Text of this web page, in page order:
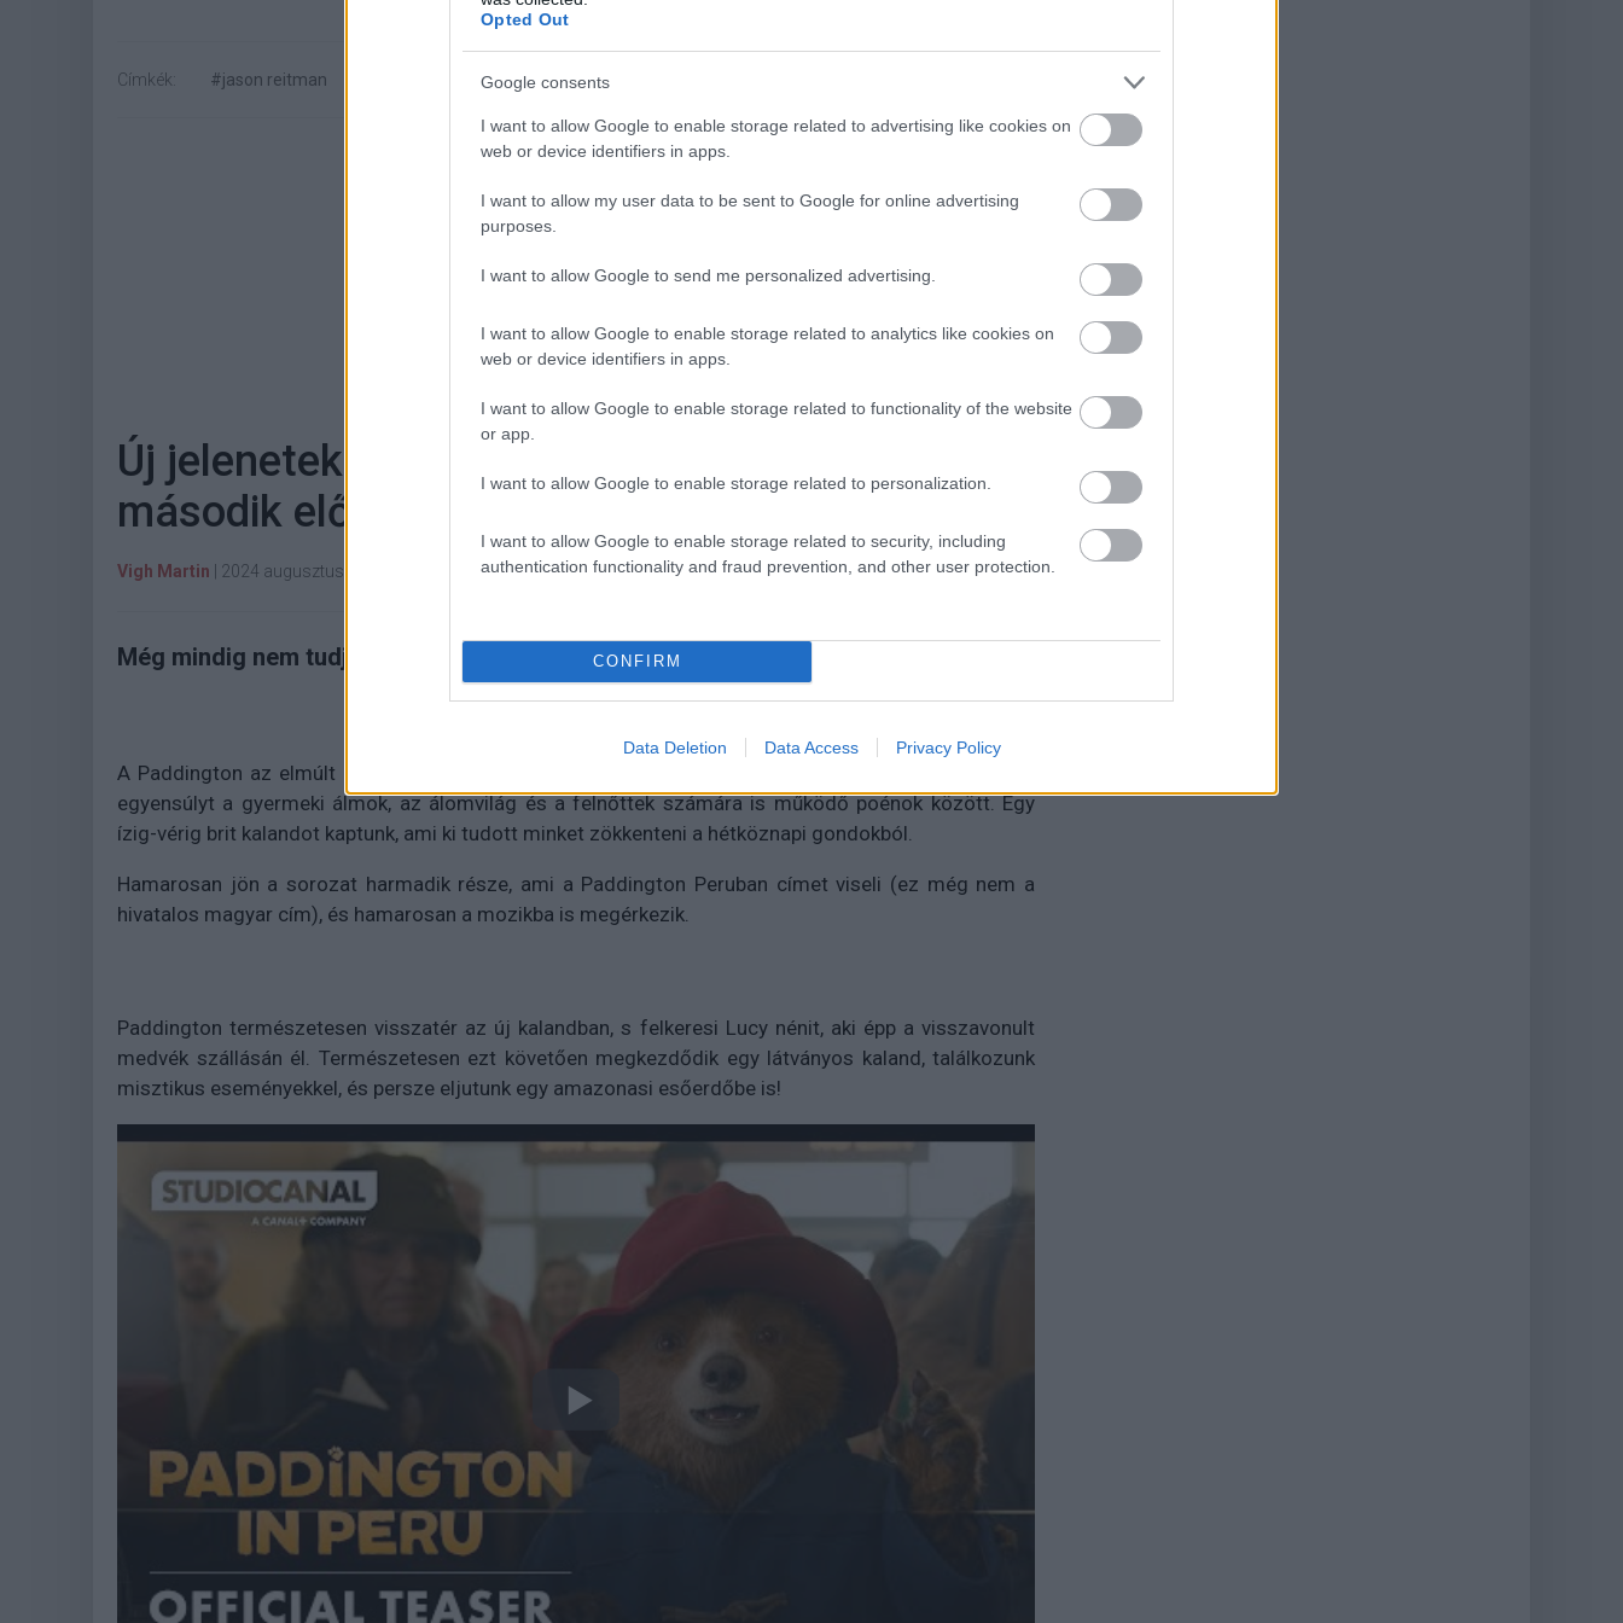
Opted Out
Google consents
I want to allow Google to enable storage related to advertising like cookies on
web or device identifiers in apps.
I want to allow my user data to be sent to Google for online advertising
purposes.
I want to allow Google to send me personalized advertising.
I want to allow Google to enable storage related to analytics like cookies on
web or device identifiers in apps.
I want to allow Google to enable storage related to functionality of the website
or app.
I want to allow Google to enable storage related to personalization.
I want to allow Google to enable storage related to security, including
authentication functionality and fraud prevention, and other user protection.
CONFIRM
Data Deletion Data Access Privacy Policy
Címkék: #jason reitman #saturday night
Hozzászólások
Új jelenetekkel csalogat a Paddington in Peru
második előzetese
Vigh Martin 2024 augusztus 9. 11:00
Még mindig nem tudjuk nem imádni.
A Paddington az elmúlt évek egyik legváratlanabb sikere volt. Paul King tökéletesen találta meg az
egyensúlyt a gyermeki álmok, az álomvilág és a felnőttek számára is működő poénok között. Egy
ízig-vérig brit kalandot kaptunk, ami ki tudott minket zökkenteni a hétköznapi gondokból.
Hamarosan jön a sorozat harmadik része, ami a Paddington Peruban címet viseli (ez még nem a
hivatalos magyar cím), és hamarosan a mozikba is megérkezik.
Paddington természetesen visszatér az új kalandban, s felkeresi Lucy nénit, aki épp a visszavonult
medvék szállásán él. Természetesen ezt követően megkezdődik egy látványos kaland, találkozunk
misztikus eseményekkel, és persze eljutunk egy amazonasi esőerdőbe is!